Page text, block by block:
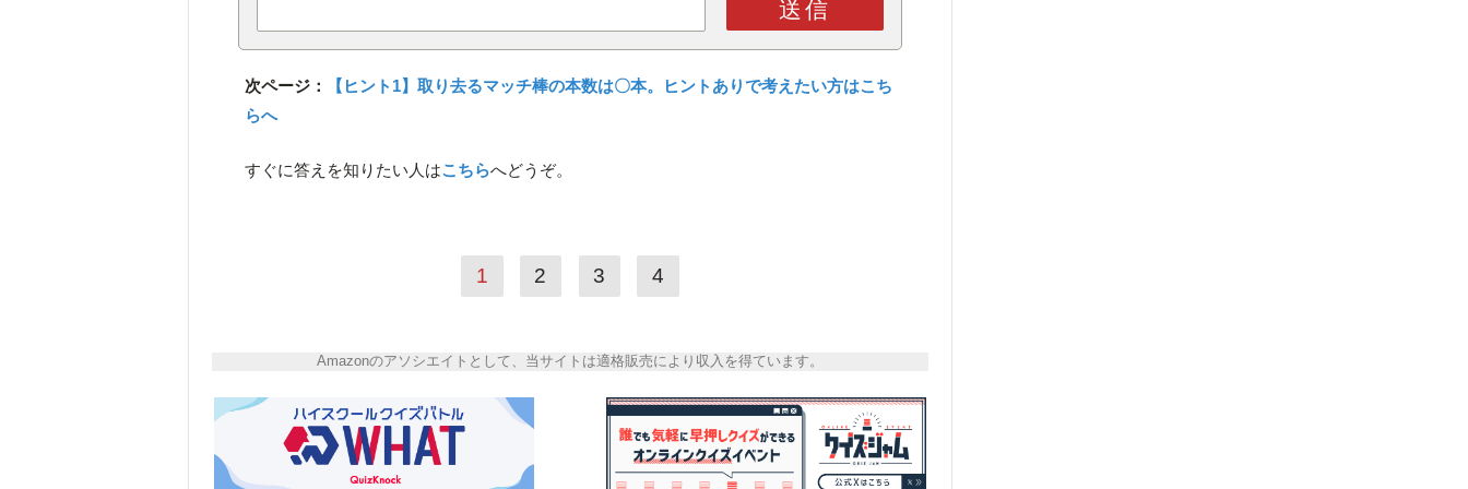
送信
次ページ：
【ヒント1】取り去るマッチ棒の本数は〇本。ヒントありで考えたい方はこち
らへ
すぐに答えを知りたい人はこちらへどうぞ。
1 2 3 4
Amazonのアソシエイトとして、当サイトは適格販売により収入を得ています。